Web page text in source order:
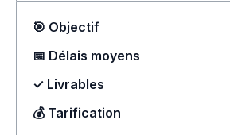
🎯 Objectif
📅 Délais moyens
✓ Livrables
💰 Tarification